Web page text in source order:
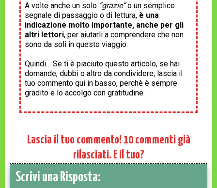
A volte anche un solo “grazie”o un semplice
segnale di passaggio o di lettura, è una
indicazione molto importante, anche per gli
altri lettori, per aiutarli a comprendere che non
sono da soli in questo viaggio.
Quindi… Se ti è piaciuto questo articolo, se hai
domande, dubbi o altro da condividere, lascia il
tuo commento qui in basso, perchè è sempre
gradito e lo accolgo con gratitudine.
Lascia il tuo commento!10commenti già
rilasciati. E il tuo?
Scrivi una Risposta: